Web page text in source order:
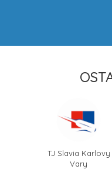
TJ Slavia Karlovy
Vary